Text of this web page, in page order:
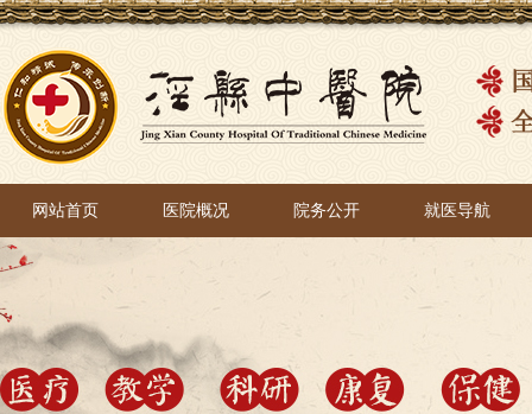
网站首页
网站首页
医院概况 院务公开 就医导航